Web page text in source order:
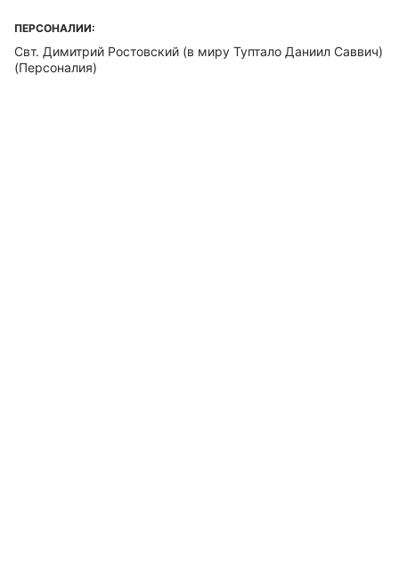
ПЕРСОНАЛИИ:
Свт. Димитрий Ростовский (в миру Туптало Даниил Саввич)
(Персоналия)